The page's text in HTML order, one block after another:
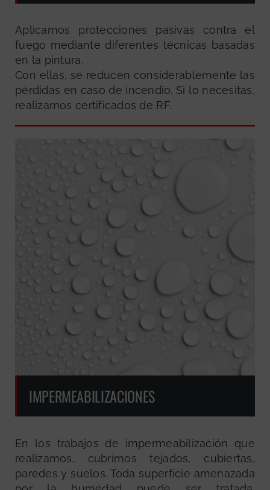
Aplicamos protecciones pasivas contra el
fuego mediante diferentes técnicas basadas
en la pintura.
Con ellas, se reducen considerablemente las
pérdidas en caso de incendio. Si lo necesitas,
realizamos certificados de RF.
IMPERMEABILIZACIONES
En los trabajos de impermeabilización que
realizamos, cubrimos tejados, cubiertas,
paredes y suelos. Toda superficie amenazada